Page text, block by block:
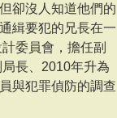
卻沒人知道他們的
緝要犯的兄長在一
委員會，擔任副
長、2010年升為
與犯罪偵防的調查